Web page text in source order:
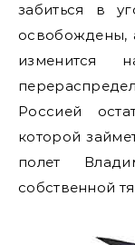
забиться в
освобождены,
изменится
Россией
которой
полет
собственной